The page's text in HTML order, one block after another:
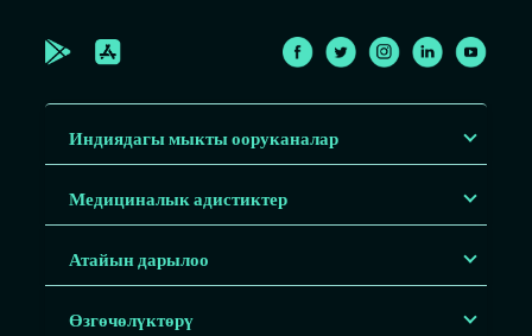
Индиядагы мыкты ооруканалар
Медициналык адистиктер
Атайын дарылоо
Өзгөчөлүктөрү